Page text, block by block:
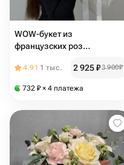
WOW-букет из
французских роз
4.91 1 тыс. 2 925₽3 900₽
732 ₽ × 4 платежа